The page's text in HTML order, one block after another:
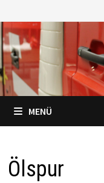
Inhalt
springen
MENÜ
Ölspur